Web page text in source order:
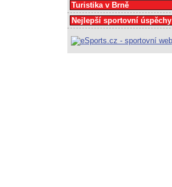
Turistika v Brně
Nejlepší sportovní úspěchy